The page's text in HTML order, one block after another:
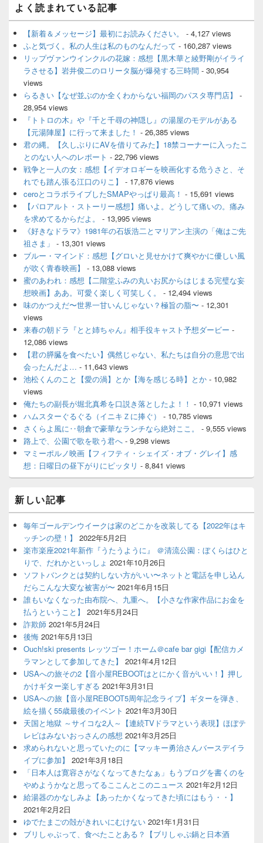
ン
サ
イ
バ
ィ
ェ
エ
ア
よく読まれている記事
【新着＆メッセージ】最初にお読みください。
- 4,127 views
ふと気づく。私の人生は私のものなんだって - 160,287 views
リップヴァンウインクルの花嫁：感想【黒木華と綾野剛がイライ
ラさせる】岩井俊二のロリータ脳が爆発する三時間 - 30,954
views
らるきい【なぜ並ぶのか全くわからない福岡のパスタ専門店】
-
28,954 views
『トトロの木』や『千と千尋の神隠し』の湯屋のモデルがある
【元湯陣屋】に行って来ました！ - 26,385 views
君の縄。【久しぶりにAVを借りてみた】18禁コーナーに入ったこ
とのない人へのレポート - 22,796 views
戦争と一人の女：感想【イデオロギーを映画化する危うさと、そ
れでも踏ん張る江口のりこ】
- 17,876 views
ceroとコラボライブしたSMAPやっぱり最高！ - 15,691 views
【パロアルト・ストーリー感想】痛いよ。どうして痛いの。痛み
を求めてるからだよ。
- 13,995 views
《好きなドラマ》1981年の石坂浩二とマリアン主演の「俺はご先
祖さま」 - 13,301 views
ブルー・マインド：感想【グロいと見せかけて爽やかに優しい風
が吹く青春映画】
- 13,088 views
蜜のあわれ：感想【二階堂ふみの丸いお尻からはじまる完璧な妄
想映画】ああ。可愛く楽しく可笑しく。
- 12,494 views
味のかつえだ〜世界一甘いんじゃない？極旨の脂〜 - 12,301
views
来春の朝ドラ『とと姉ちゃん』相手役キャスト予想ダービー -
12,086 views
【君の膵臓を食べたい】偶然じゃない、私たちは自分の意思で出
会ったんだよ… - 11,643 views
池松くんのこと【愛の渦】とか【海を感じる時】とか - 10,982
views
俺たちの副長が堀北真希を口説き落としたよ！！ - 10,971 views
ハムスターぐるぐる（イニキＺに捧ぐ）
- 10,785 views
さくらよ風に‥朝倉で豪華なランチなら絶対ここ。
- 9,555 views
路上で、公園で歌を歌う君へ - 9,298 views
マミーポルノ映画【フィフティ・シェイズ・オブ・グレイ】感
想：日曜日の昼下がりにピッタリ - 8,841 views
新しい記事
毎年ゴールデンウイークは家のどこかを改装してる【2022年はキ
ッチンの壁！】
2022年5月2日
楽市楽座2021年新作『うたうように』 ＠清流公園：ぼくらはひと
りで、だれかといっしょ 2021年10月26日
ソフトバンクとは契約しない方がいい〜ネットと電話を申し込ん
だらこんな大変な被害が〜 2021年6月15日
誰もいなくなった由布院へ、九重へ。【小さな作家作品にお金を
払うということ】
2021年5月24日
詐欺師 2021年5月24日
後悔 2021年5月13日
Ouch!ski presents レッツゴー！ホーム＠cafe bar gigi【配信カメ
ラマンとして参加してきた】
2021年4月12日
USAへの旅その2【音小屋REBOOTはとにかく音がいい！】押し
かけギター楽しすぎる 2021年3月31日
USAへの旅【音小屋REBOOT5周年記念ライブ】ギターを弾き、
絵を描く55歳最後のイベント 2021年3月30日
天国と地獄 ～サイコな2人～【連続TVドラマという表現】ほぼテ
レビはみないおっさんの感想 2021年3月25日
求められないと思っていたのに【マッキー勇治さんバースデイラ
イブに参加】
2021年3月18日
「日本人は寛容さがなくなってきたなぁ」もうブログを書くのを
やめようかなと思ってるここんとこのニュース 2021年2月12日
給湯器のかなしみよ【あったかくなってきた頃にはもう・・】
2021年2月2日
ゆでたまごの殻がきれいにむけない 2021年1月31日
ブリしゃぶって、食べたことある？【ブリしゃぶ鍋と日本酒